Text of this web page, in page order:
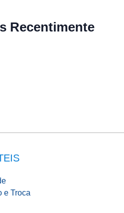
Recentimente
e Troca